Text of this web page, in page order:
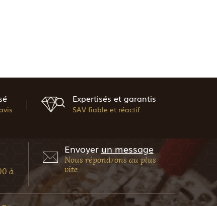
Expertisés et garantis
SAV fiable et réactif
à
Envoyer un message
Nous répondrons au plus
vite